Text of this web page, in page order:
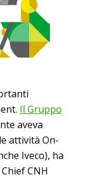
Il Gruppo
aveva
attività On-
Iveco), ha
CNH